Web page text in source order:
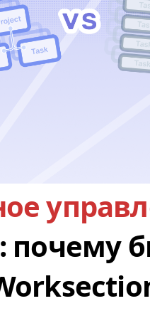
: почему